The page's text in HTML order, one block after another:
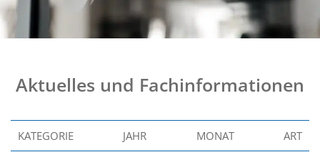
Aktuelles und Fachinformationen
KATEGORIE JAHR MONAT ART